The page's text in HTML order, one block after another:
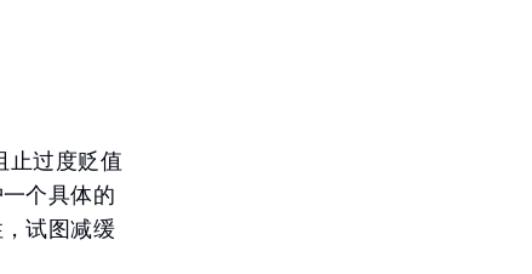
止过度贬值
个具体的
试图减缓